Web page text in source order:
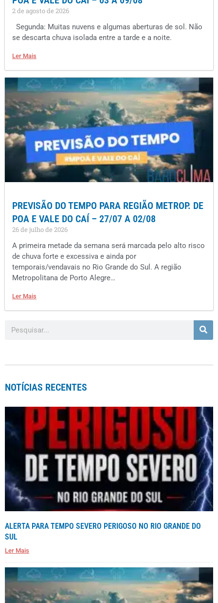
2 de agosto de 2026
Segunda: Muitas nuvens e algumas aberturas de sol. Não
se descarta chuva isolada entre a tarde e a noite.
Ler Mais
PREVISÃO DO TEMPO PARA REGIÃO METROP. DE
POA E VALE DO CAÍ – 27/07 A 02/08
26 de julho de 2026
A primeira metade da semana será marcada pelo alto risco
de chuva forte e excessiva e ainda por
temporais/vendavais no Rio Grande do Sul. A região
Metropolitana de Porto Alegre…
Ler Mais
NOTÍCIAS RECENTES
ALERTA PARA TEMPO SEVERO PERIGOSO NO RIO GRANDE DO
SUL
Ler Mais